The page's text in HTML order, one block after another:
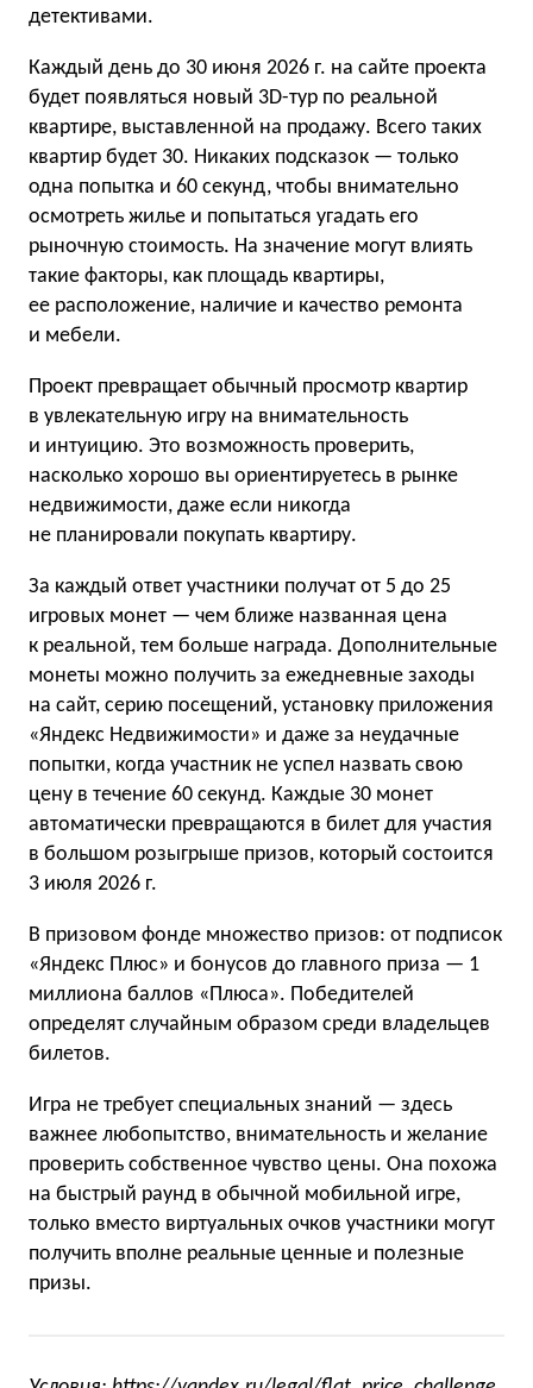
детективами.
Каждый день до 30 июня 2026 г. на сайте проекта
будет появляться новый 3D-тур по реальной
квартире, выставленной на продажу. Всего таких
квартир будет 30. Никаких подсказок — только
одна попытка и 60 секунд, чтобы внимательно
осмотреть жилье и попытаться угадать его
рыночную стоимость. На значение могут влиять
такие факторы, как площадь квартиры,
ее расположение, наличие и качество ремонта
и мебели.
Проект превращает обычный просмотр квартир
в увлекательную игру на внимательность
и интуицию. Это возможность проверить,
насколько хорошо вы ориентируетесь в рынке
недвижимости, даже если никогда
не планировали покупать квартиру.
За каждый ответ участники получат от 5 до 25
игровых монет — чем ближе названная цена
к реальной, тем больше награда. Дополнительные
монеты можно получить за ежедневные заходы
на сайт, серию посещений, установку приложения
«Яндекс Недвижимости» и даже за неудачные
попытки, когда участник не успел назвать свою
цену в течение 60 секунд. Каждые 30 монет
автоматически превращаются в билет для участия
в большом розыгрыше призов, который состоится
3 июля 2026 г.
В призовом фонде множество призов: от подписок
«Яндекс Плюс» и бонусов до главного приза — 1
миллиона баллов «Плюса». Победителей
определят случайным образом среди владельцев
билетов.
Игра не требует специальных знаний — здесь
важнее любопытство, внимательность и желание
проверить собственное чувство цены. Она похожа
на быстрый раунд в обычной мобильной игре,
только вместо виртуальных очков участники могут
получить вполне реальные ценные и полезные
призы.